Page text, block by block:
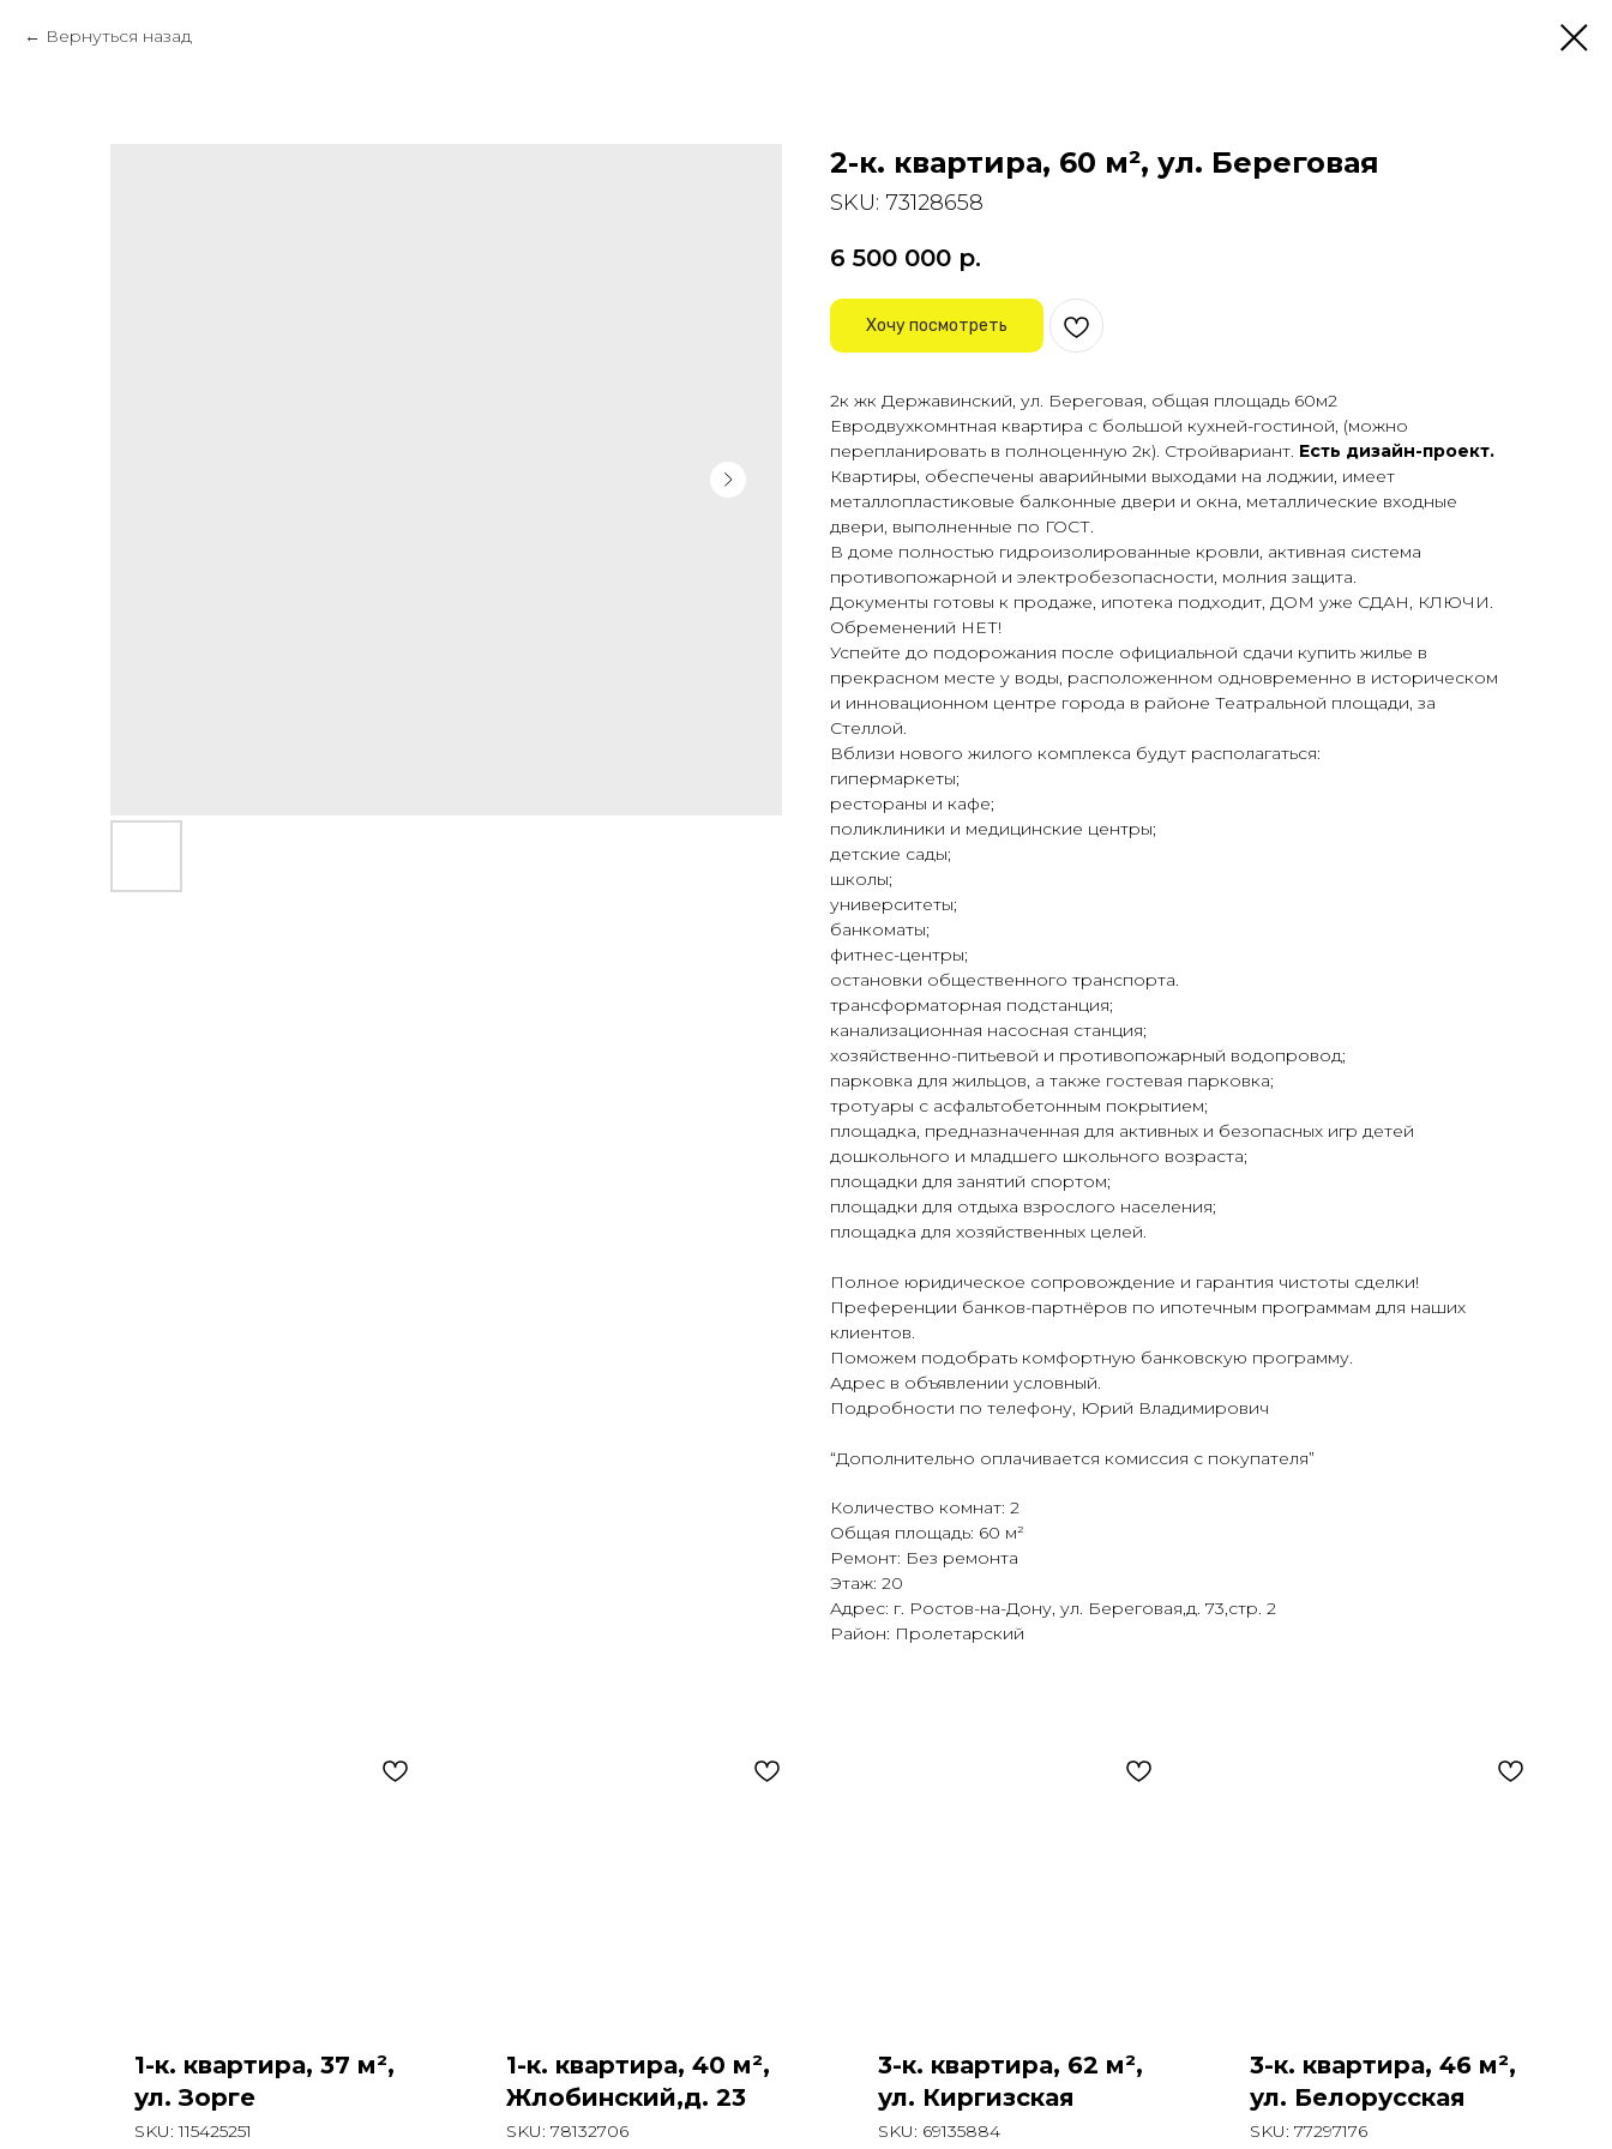
Вернуться назад
2-к. квартира, 60 м², ул. Береговая
SKU: 73128658
6 500 000 р.
Хочу посмотреть
2к жк Державинский, ул. Береговая, общая площадь 60м2
Евродвухкомнтная квартира с большой кухней-гостиной, (можно
перепланировать в полноценную 2к). Стройвариант. Есть дизайн-проект.
Квартиры, обеспечены аварийными выходами на лоджии, имеет
металлопластиковые балконные двери и окна, металлические входные
двери, выполненные по ГОСТ.
В доме полностью гидроизолированные кровли, активная система
противопожарной и электробезопасности, молния защита.
Документы готовы к продаже, ипотека подходит, ДОМ уже СДАН, КЛЮЧИ.
Обременений НЕТ!
Успейте до подорожания после официальной сдачи купить жилье в
прекрасном месте у воды, расположенном одновременно в историческом
и инновационном центре города в районе Театральной площади, за
Стеллой.
Вблизи нового жилого комплекса будут располагаться:
гипермаркеты;
рестораны и кафе;
поликлиники и медицинские центры;
детские сады;
школы;
университеты;
банкоматы;
фитнес-центры;
остановки общественного транспорта.
трансформаторная подстанция;
канализационная насосная станция;
хозяйственно-питьевой и противопожарный водопровод;
парковка для жильцов, а также гостевая парковка;
тротуары с асфальтобетонным покрытием;
площадка, предназначенная для активных и безопасных игр детей
дошкольного и младшего школьного возраста;
площадки для занятий спортом;
площадки для отдыха взрослого населения;
площадка для хозяйственных целей.
Полное юридическое сопровождение и гарантия чистоты сделки!
Преференции банков-партнёров по ипотечным программам для наших
клиентов.
Поможем подобрать комфортную банковскую программу.
Адрес в объявлении условный.
Подробности по телефону, Юрий Владимирович
“Дополнительно оплачивается комиссия с покупателя”
Количество комнат: 2
Общая площадь: 60 м²
Ремонт: Без ремонта
Этаж: 20
Адрес: г. Ростов-на-Дону, ул. Береговая,д. 73,стр. 2
Район: Пролетарский
1-к. квартира, 37 м²,
ул. Зорге
SKU:115425251
1-к. квартира, 40 м²,
Жлобинский,д. 23
SKU: 78132706
3-к. квартира, 62 м²,
ул. Киргизская
SKU: 69135884
3-к. квартира, 46 м²,
ул. Белорусская
SKU: 77297176